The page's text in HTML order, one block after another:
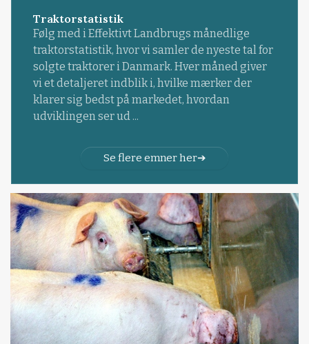
Traktorstatistik
Følg med i Effektivt Landbrugs månedlige
traktorstatistik, hvor vi samler de nyeste tal for
solgte traktorer i Danmark. Hver måned giver
vi et detaljeret indblik i, hvilke mærker der
klarer sig bedst på markedet, hvordan
udviklingen ser ud ...
Se flere emner her